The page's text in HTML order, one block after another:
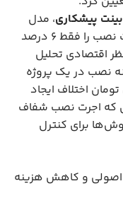
پیشکاری، مدل
متفاوتی دارند و برخلاف عرف بازار، اجرت نصب را فقط ۶ درصد
اقتصادی تحلیل
نصب در یک پروژه
اختلاف ایجاد
که اجرت نصب شفاف
برای کنترل